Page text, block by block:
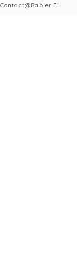
Contact@babler.fi